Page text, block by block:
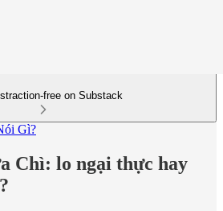
free on Substack
Gì?
Chì: lo ngại thực hay